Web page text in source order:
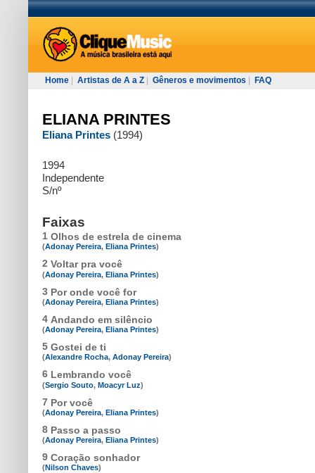
Home Artistas de A a Z Gêneros e movimentos FAQ
ELIANA PRINTES
Eliana Printes (1994)
1994
Independente
S/nº
Faixas
1 Olhos de estrela de cinema
(Adonay Pereira, Eliana Printes)
2 Voltar pra você
(Adonay Pereira, Eliana Printes)
3 Por onde você for
(Adonay Pereira, Eliana Printes)
4 Andando em silêncio
(Adonay Pereira, Eliana Printes)
5 Gostei de ti
(Alexandre Rocha, Adonay Pereira)
6 Lembrando você
(Sergio Souto, Moacyr Luz)
7 Por você
(Adonay Pereira, Eliana Printes)
8 Passo a passo
(Adonay Pereira, Eliana Printes)
9 Coração sonhador
(Nilson Chaves)